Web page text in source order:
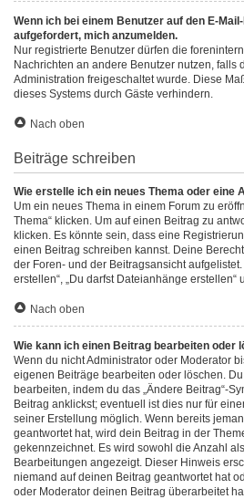
Wenn ich bei einem Benutzer auf den E-
aufgefordert, mich anzumelden.
Nur registrierte Benutzer dürfen die
Nachrichten an andere Benutzer nutzen, falls
Administration freigeschaltet wurde. Diese
dieses Systems durch Gäste verhindern.
Nach oben
Beiträge schreiben
Wie erstelle ich ein neues Thema oder eine
Um ein neues Thema in einem Forum zu
Thema“ klicken. Um auf einen Beitrag zu
klicken. Es könnte sein, dass eine
einen Beitrag schreiben kannst. Deine
der Foren- und der Beitragsansicht aufgelistet.
erstellen“, „Du darfst Dateianhänge erstellen“
Nach oben
Wie kann ich einen Beitrag bearbeiten oder
Wenn du nicht Administrator oder Moderator
eigenen Beiträge bearbeiten oder löschen.
bearbeiten, indem du das „Ändere Beitrag“-
Beitrag anklickst; eventuell ist dies nur für
seiner Erstellung möglich. Wenn bereits
geantwortet hat, wird dein Beitrag in der
gekennzeichnet. Es wird sowohl die Anzahl
Bearbeitungen angezeigt. Dieser Hinweis
niemand auf deinen Beitrag geantwortet hat
oder Moderator deinen Beitrag überarbeitet